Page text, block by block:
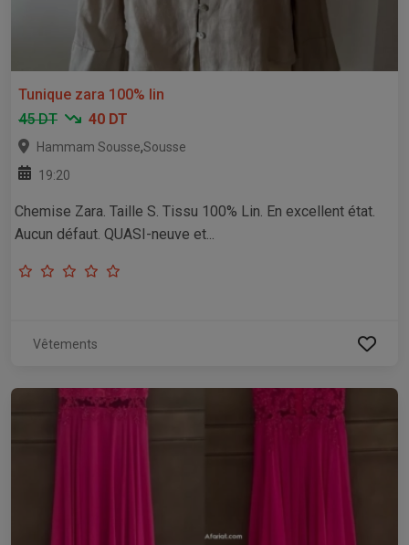
Tunique zara 100% lin
45 DT
40 DT
Hammam Sousse,Sousse
19:20
Chemise Zara. Taille S. Tissu 100% Lin. En excellent état.
Aucun défaut. QUASI-neuve et...
Vêtements